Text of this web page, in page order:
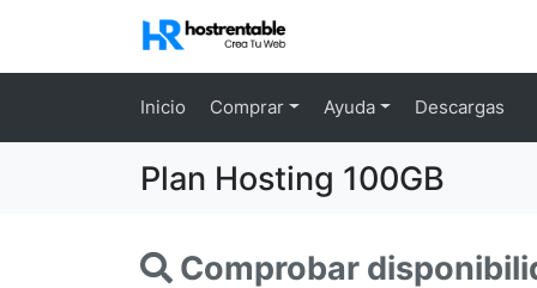
Inicio Comprar Ayuda Descargas
Plan Hosting 100GB
Comprobar